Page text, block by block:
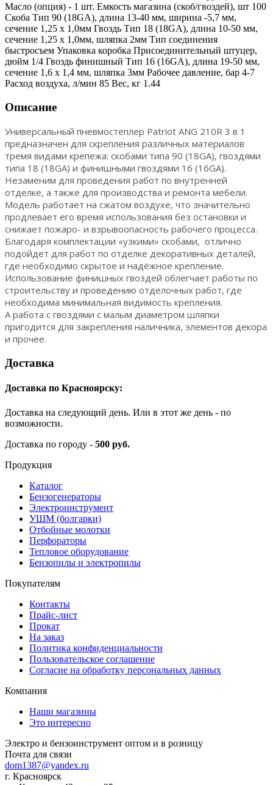
Масло (опция) - 1 шт. Емкость магазина (скоб/гвоздей), шт 100
Скоба Тип 90 (18GA), длина 13-40 мм, ширина -5,7 мм,
сечение 1,25 х 1,0мм Гвоздь Тип 18 (18GA), длина 10-50 мм,
сечение 1,25 х 1,0мм, шляпка 2мм Тип соединения
быстросъем Упаковка коробка Присоединительный штуцер,
дюйм 1/4 Гвоздь финишный Тип 16 (16GA), длина 19-50 мм,
сечение 1,6 х 1,4 мм, шляпка 3мм Рабочее давление, бар 4-7
Расход воздуха, л/мин 85 Вес, кг 1.44
Описание
Универсальный пневмостеплер Patriot ANG 210R 3 в 1
предназначен для скрепления различных материалов
тремя видами крепежа: скобами типа 90 (18GA), гвоздями
типа 18 (18GA) и финишными гвоздями 16 (16GA).
Незаменим для проведения работ по внутренней
отделке, а также для производства и ремонта мебели.
Модель работает на сжатом воздухе, что значительно
продлевает его время использования без остановки и
снижает пожаро- и взрывоопасность рабочего процесса.
Благодаря комплектации «узкими» скобами, отлично
подойдет для работ по отделке декоративных деталей,
где необходимо скрытое и надёжное крепление.
Использование финишных гвоздей облегчает работы по
строительству и проведению отделочных работ, где
необходима минимальная видимость крепления.
А работа с гвоздями с малым диаметром шляпки
пригодится для закрепления наличника, элементов декора
и прочее.
Доставка
Доставка по Красноярску:
Доставка на следующий день. Или в этот же день - по
возможности.
Доставка по городу - 500 руб.
Продукция
Каталог
Бензогенераторы
Электроинструмент
УШМ (болгарки)
Отбойные молотки
Перфораторы
Тепловое оборудование
Бензопилы и электропилы
Покупателям
Контакты
Прайс-лист
Прокат
На заказ
Политика конфиденциальности
Пользовательское соглашение
Согласие на обработку персональных данных
Компания
Наши магазины
Это интересно
Электро и бензоинструмент оптом и в розницу
Почта для связи
dom1387@yandex.ru
г. Красноярск